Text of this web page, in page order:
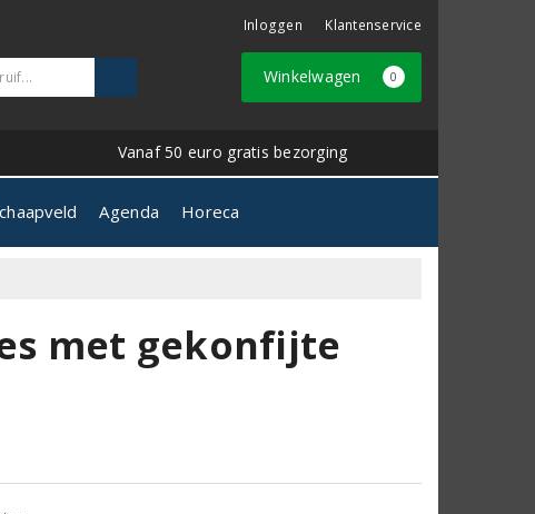
Inloggen Klantenservice
Winkelwagen 0
Vanaf 50 euro gratis bezorging
Agenda Horeca
met gekonfijte